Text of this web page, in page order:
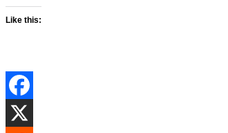
Like this: